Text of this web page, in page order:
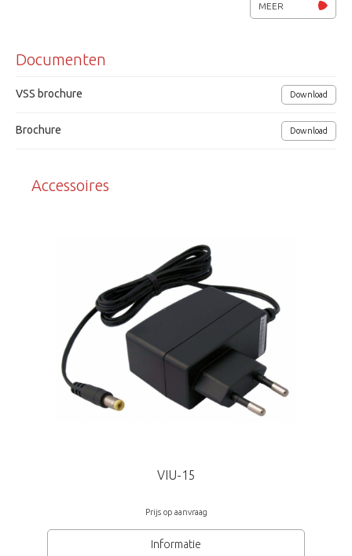
ATW, AGC, BLC, OSD
Voedingsspanning 12Vdc, 4W
Afmetingen 220x87x82 (lxbxh)
MEER
Documenten
VSS brochure Download
Brochure Download
Accessoires
VIU-15
Prijs op aanvraag
Informatie